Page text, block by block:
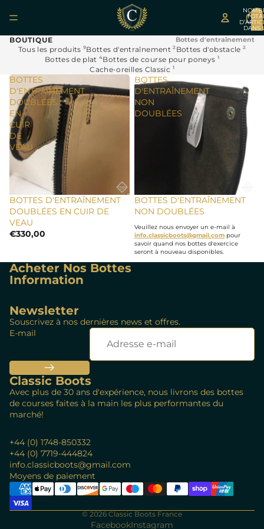
DANS
BOUTIQUE Bottes d'entraînement
Tous les produits 9Bottes d'entraînement 2 Bottes d'obstacle 2
Bottes de plat 4Bottes de course pour poneys 1
Cache-oreilles Classic 1
BOTTES
D'ENTRAÎNEMENT
DOUBLÉES
EN
CUIR
DE
VEAU
BOTTES D'ENTRAÎNEMENT
DOUBLÉES EN CUIR DE
VEAU
€330,00
BOTTES
D'ENTRAÎNEMENT
NON
DOUBLÉES
BOTTES D'ENTRAÎNEMENT
NON DOUBLÉES
Veuillez nous envoyer un e-mail à
info.classicboots@gmail.com pour
savoir quand nos bottes d'exercice
seront à nouveau disponibles.
Acheter Nos Bottes
Information
Newsletter
Souscrivez à nos dernières news et offres.
E-mail
Classic Boots
Avec plus de 30 ans d'expérience, nous livrons des bottes
de courses faites à la main les plus performantes du
marché!
+44 (0) 1748-850332
+44 (0) 7719-444824
info.classicboots@gmail.com
Moyens de paiement
© 2026 Classic Boots France
FacebookInstagram
Politique de remboursement
Politique de confidentialité
Conditions d’utilisation
Politique d’expédition